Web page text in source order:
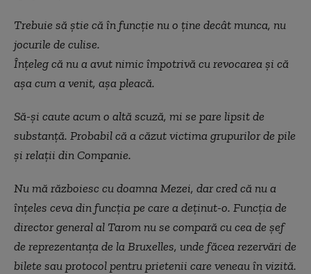
Trebuie să știe că în funcție nu o ține decât munca, nu
jocurile de culise.
Înțeleg că nu a avut nimic împotrivă cu revocarea și că
așa cum a venit, așa pleacă.
Să-și caute acum o altă scuză, mi se pare lipsit de
substanță. Probabil că a căzut victima grupurilor de pile
și relații din Companie.
Nu mă războiesc cu doamna Mezei, dar cred că nu a
înțeles ceva din funcția pe care a deținut-o. Funcția de
director general al Tarom nu se compară cu cea de șef
de reprezentanța de la Bruxelles, unde făcea rezervări de
bilete sau protocol pentru prietenii care veneau în vizită.